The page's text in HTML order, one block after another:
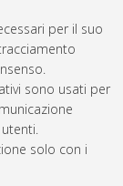
per il suo
sono usati per
solo con i